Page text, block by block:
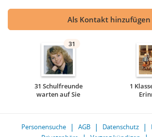
Als Kontakt hinzufügen
31
31 Schulfreunde
warten auf Sie
1
Personensuche AGB Datenschutz